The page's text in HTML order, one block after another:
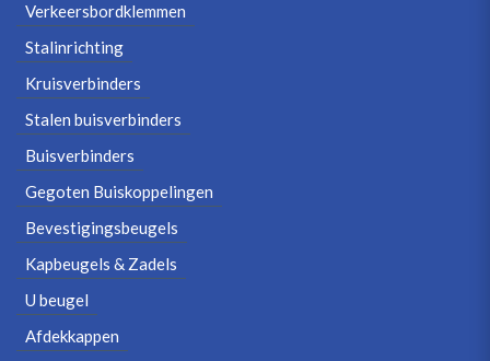
Verkeersbordklemmen
Stalinrichting
Kruisverbinders
Stalen buisverbinders
Buisverbinders
Gegoten Buiskoppelingen
Bevestigingsbeugels
Kapbeugels & Zadels
U beugel
Afdekkappen